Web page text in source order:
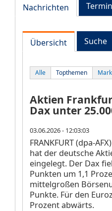
Nachrichten
Übersicht Suche
Alle Topthemen
Aktien
Dax unter
03.06.2026 - 12:03:03
FRANKFURT (dpa-
hat der deutsche
eingelegt. Der Dax
Punkten um 1,1
mittelgroßen
Punkte. Für den
Prozent abwärts.